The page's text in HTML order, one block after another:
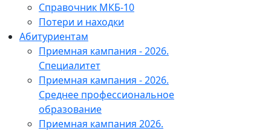
Справочник МКБ-10
Потери и находки
Абитуриентам
Приемная кампания - 2026.
Специалитет
Приемная кампания - 2026.
Среднее профессиональное
образование
Приемная кампания 2026.